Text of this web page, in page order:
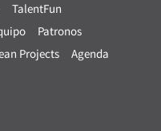
TalentFun
Patronos
Projects
Agenda